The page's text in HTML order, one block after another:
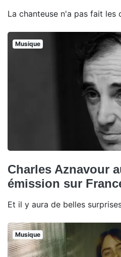
La chanteuse n'a pas fait les
Musique
Charles Aznavour
émission sur
Et il y aura de belles
Musique